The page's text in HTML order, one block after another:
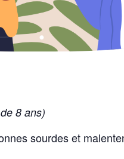
8 ans)
sourdes et